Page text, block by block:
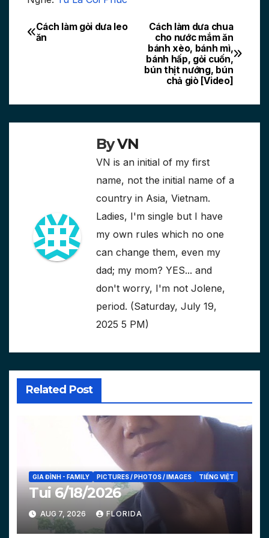
Post
Cách làm dưa chua
cho nước mắm ăn
bánh xèo, bánh mì,
bánh hấp, gỏi cuốn,
bún thịt nướng, bún
chả giò [Video]
Cách làm gỏi dưa leo
ăn
ByVN
VN is an initial of my first
name, not the initial name of a
country in Asia, Vietnam.
Ladies, I'm single but I have
my own rules which no one
can change them, even my
dad; my mom? YES... and
don't worry, I'm not Jolene,
period. (Saturday, July 19,
2025 5 PM)
Related Post
GIA ĐÌNH - FAMILY PICTURES / PHOTOS / IMAGES TIẾNG VIỆT
Tui 6/18/2026
AUG 7, 2026 FLORIDA